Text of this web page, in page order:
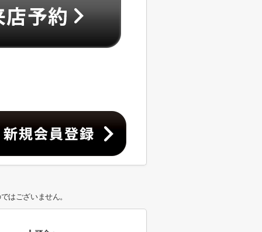
はございません。